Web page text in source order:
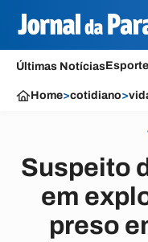
Últimas Notícias
Home>cotidiano>
Suspeito
em
preso